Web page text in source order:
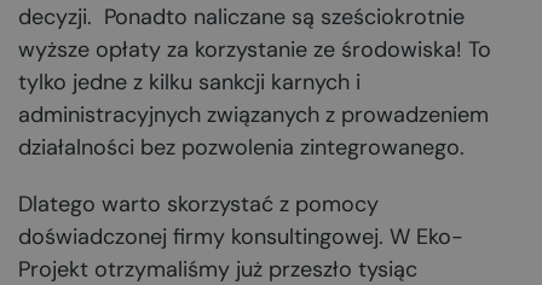
decyzji. Ponadto naliczane są sześciokrotnie
wyższe opłaty za korzystanie ze środowiska! To
tylko jedne z kilku sankcji karnych i
administracyjnych związanych z prowadzeniem
działalności bez pozwolenia zintegrowanego.
Dlatego warto skorzystać z pomocy
doświadczonej firmy konsultingowej. W Eko-
Projekt otrzymaliśmy już przeszło tysiąc